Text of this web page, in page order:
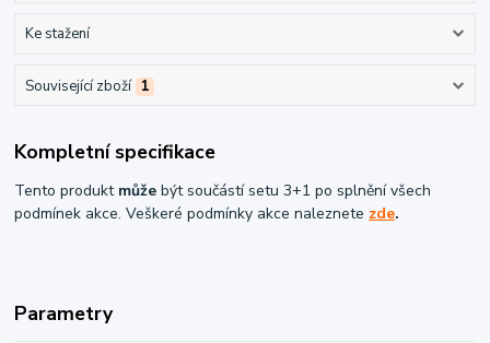
Ke stažení
Související zboží 1
Kompletní specifikace
Tento produkt může být součástí setu 3+1 po splnění všech
podmínek akce. Veškeré podmínky akce naleznete zde.
Parametry